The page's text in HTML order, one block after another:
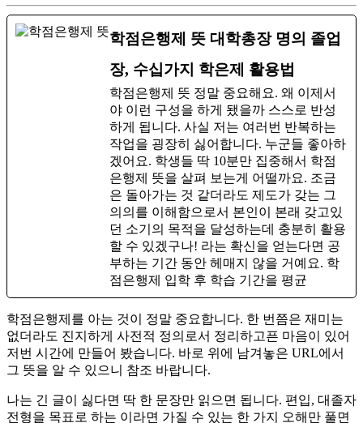
학점은행제 뜻 대학총장 명의 졸업
장, 수십가지 학은제 활용법
학점은행제 뜻 정말 중요해요. 왜 이제서
야 이런 구성을 하게 됐을까 스스로 반성
하게 됩니다. 사실 저는 여러번 반복하는
작업을 굉장히 싫어합니다. 누군들 좋아하
겠어요. 학생들 딱 10분만 집중해서 학점
은행제 뜻을 살펴 보는게 어떨까요. 조금
은 돌아가는 것 같더라도 제도가 갖는 그
의의를 이해함으로서 본인이 본래 갖고있
던 소기의 목적을 달성하는데 충분히 활용
할 수 있겠구나! 라는 확신을 얻는다면 공
부하는 기간 동안 헤매지 않을 거예요. ​학
점은행제 입학 후 학습 기간을 평균
학점은행제를 아는 것이 정말 중요합니다. 한 번쯤은 재미는
없더라도 진지하게 사전적 정의로서 정리하고픈 마음이 있어
저번 시간에 만들어 봤습니다. 바로 위에 남겨놓은 URL에서
그 뜻을 알 수 있으니 참조 바랍니다.
​나는 긴 글이 싫다면 딱 한 문장만 읽으면 됩니다. 편입, 대졸자
전형을 목표로 하는 이라면 가질 수 있는 한 가지 오해만 풀면